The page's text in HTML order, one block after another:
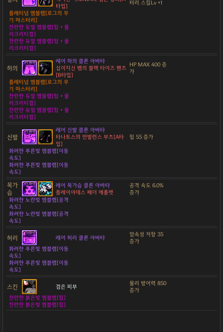
타입]
터리 스킬Lv +1
플래티넘 엠블렘[로그의 무
기 마스터리]
찬란한 듀얼 엠블렘[힘 + 물
리크리티컬]
찬란한 듀얼 엠블렘[힘 + 물
리크리티컬]
하의
레어 하의 클론 아바타
십이지신 뱀의 블랙 타이즈 팬츠
[B타입]
HP MAX 400 증
가
플래티넘 엠블렘[로그의 무
기 마스터리]
찬란한 듀얼 엠블렘[힘 + 물
리크리티컬]
찬란한 듀얼 엠블렘[힘 + 물
리크리티컬]
신발
레어 신발 클론 아바타
타나토스의 언발런스 부츠[A타
입]
힘 55 증가
화려한 푸른빛 엠블렘[이동
속도]
화려한 푸른빛 엠블렘[이동
속도]
목가
슴
레어 목가슴 클론 아바타
플레이아데스 페더 에폴렛
공격 속도 6.0%
증가
화려한 노란빛 엠블렘[공격
속도]
화려한 노란빛 엠블렘[공격
속도]
허리 레어 허리 클론 아바타
암속성 저항 35
증가
화려한 푸른빛 엠블렘[이동
속도]
화려한 푸른빛 엠블렘[이동
속도]
스킨 검은 피부
물리 방어력 850
증가
찬란한 붉은빛 엠블렘[힘]
찬란한 붉은빛 엠블렘[힘]